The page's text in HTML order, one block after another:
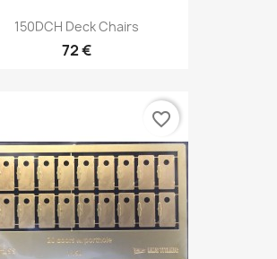
150DCH Deck Chairs
72 €
favorite_border